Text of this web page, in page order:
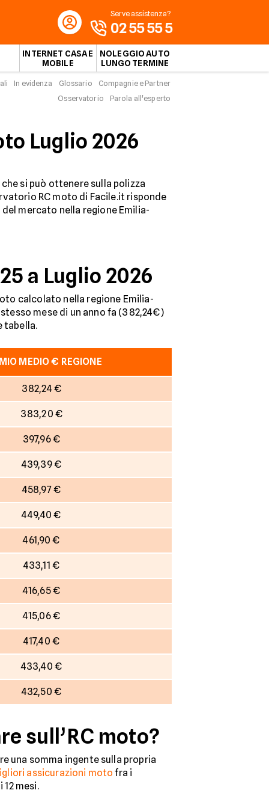
INTERNET CASA E
MOBILE
NOLEGGIO AUTO
LUNGO TERMINE
Serve assistenza?
02 55 55 5
In evidenza Glossario
Compagnie e Partner
Osservatorio
Parola all'esperto
Luglio 2026
si può ottenere sulla polizza
RC moto di Facile.it risponde
mercato nella regione Emilia-
a Luglio 2026
calcolato nella regione Emilia-
mese di un anno fa (382,24€)
tabella.
MEDIO € REGIONE
382,24 €
383,20 €
397,96 €
439,39 €
458,97 €
449,40 €
461,90 €
433,11 €
416,65 €
415,06 €
417,40 €
433,40 €
432,50 €
sull’RC moto?
una somma ingente sulla propria
assicurazioni moto fra i
mesi.